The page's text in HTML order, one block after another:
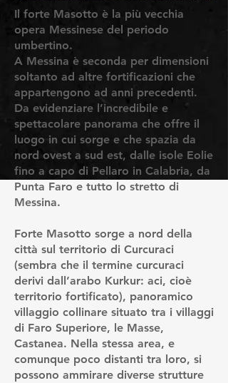
Il forte Masotto è la più vecchia
opera Messinese del periodo
umbertino.
A Messina è seconda per dimensioni
soltanto ad altre fortificazioni che
appartengono ad anni precedenti.
Da evidenziare l’incredibile e
spettacolare panorama che offre il
luogo in cui sorge e che spazia da
nord ovest a sud est, dalle isole Eolie
fino a capo di Pellaro in Calabria, da
Punta Faro e tutto lo stretto di
Messina.
Forte Masotto sorge a nord della
città sul territorio di Curcuraci
(sembra che il termine curcuraci
derivi dall’arabo Kurkur: aci, cioè
territorio fortificato), panoramico
villaggio collinare situato tra i villaggi
di Faro Superiore, le Masse,
Castanea. Nella stessa area, e
comunque poco distanti tra loro, si
possono ammirare diverse strutture